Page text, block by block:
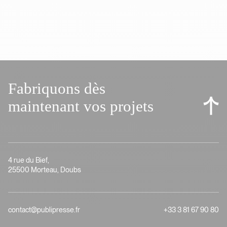
Fabriquons dès
maintenant vos projets
4 rue du Bief,
25500 Morteau, Doubs
contact@publipresse.fr +33 3 81 67 90 80